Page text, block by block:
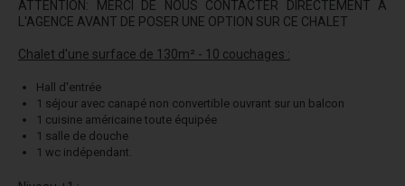
ATTENTION: MERCI DE NOUS CONTACTER DIRECTEMENT A
L'AGENCE AVANT DE POSER UNE OPTION SUR CE CHALET
Chalet d'une surface de 130m² - 10 couchages :
Hall d'entrée
1 séjour avec canapé non convertible ouvrant sur un balcon
1 cuisine américaine toute équipée
1 salle de douche
1 wc indépendant.